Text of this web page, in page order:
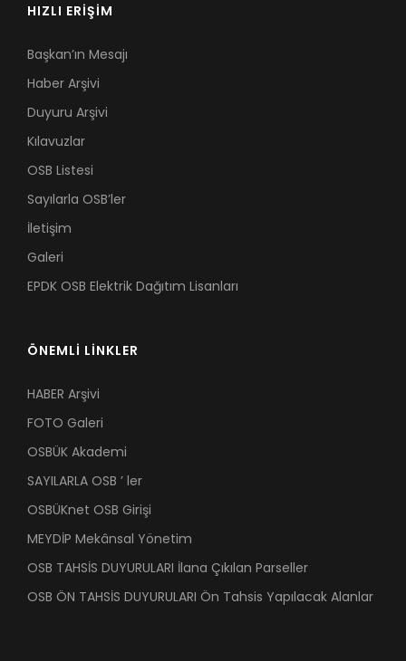
HIZLI ERİŞİM
Başkan’ın Mesajı
Haber Arşivi
Duyuru Arşivi
Kılavuzlar
OSB Listesi
Sayılarla OSB’ler
İletişim
Galeri
EPDK OSB Elektrik Dağıtım Lisanları
ÖNEMLİ LİNKLER
HABER Arşivi
FOTO Galeri
OSBÜK Akademi
SAYILARLA OSB ’ ler
OSBÜKnet OSB Girişi
MEYDİP Mekânsal Yönetim
OSB TAHSİS DUYURULARI İlana Çıkılan Parseller
OSB ÖN TAHSİS DUYURULARI Ön Tahsis Yapılacak Alanlar